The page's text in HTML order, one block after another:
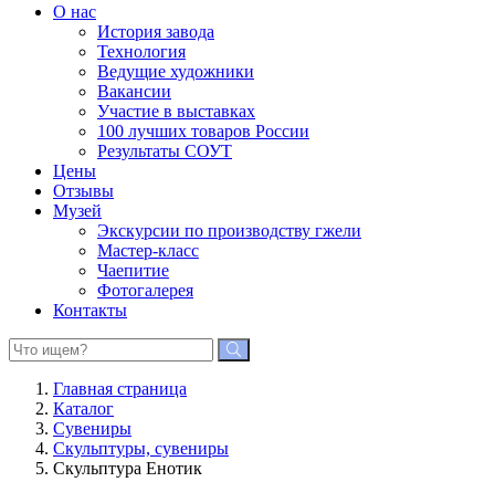
О нас
История завода
Технология
Ведущие художники
Вакансии
Участие в выставках
100 лучших товаров России
Результаты СОУТ
Цены
Отзывы
Музей
Экскурсии по производству гжели
Мастер-класс
Чаепитие
Фотогалерея
Контакты
Главная страница
Каталог
Сувениры
Скульптуры, сувениры
Скульптура Енотик